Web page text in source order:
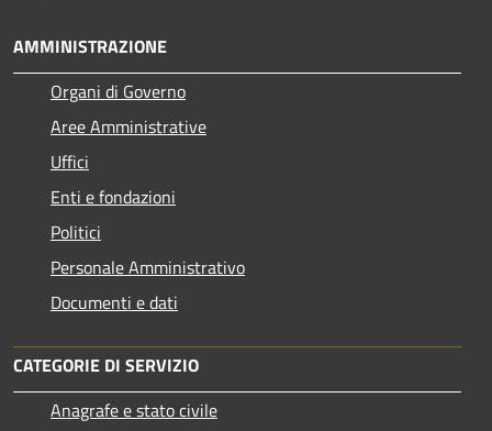
AMMINISTRAZIONE
Organi di Governo
Aree Amministrative
Uffici
Enti e fondazioni
Politici
Personale Amministrativo
Documenti e dati
CATEGORIE DI SERVIZIO
Anagrafe e stato civile